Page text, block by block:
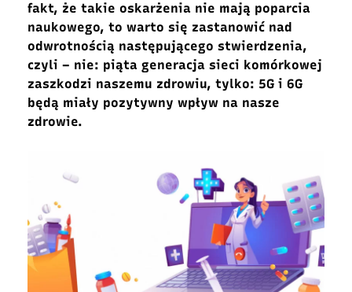
fakt, że takie oskarżenia nie mają poparcia
naukowego, to warto się zastanowić nad
odwrotnością następującego stwierdzenia,
czyli – nie: piąta generacja sieci komórkowej
zaszkodzi naszemu zdrowiu, tylko: 5G i 6G
będą miały pozytywny wpływ na nasze
zdrowie.